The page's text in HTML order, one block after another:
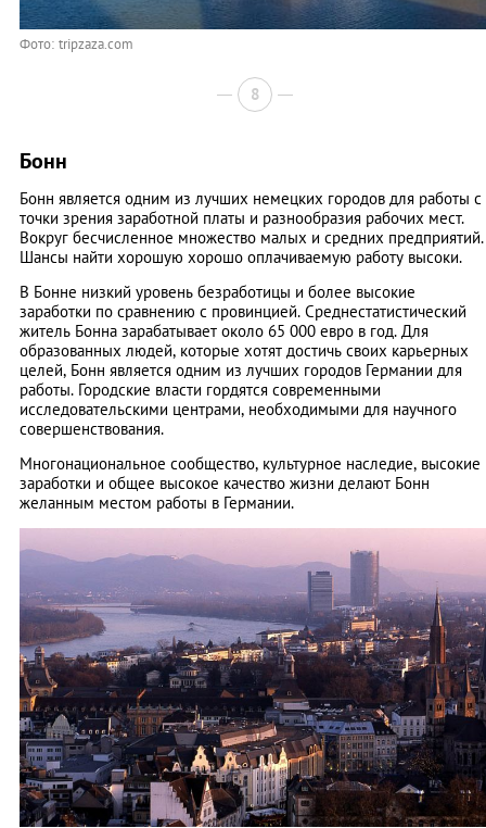
Фото: tripzaza.com
8
Бонн
Бонн является одним из лучших немецких городов для работы с
точки зрения заработной платы и разнообразия рабочих мест.
Вокруг бесчисленное множество малых и средних предприятий.
Шансы найти хорошую хорошо оплачиваемую работу высоки.
В Бонне низкий уровень безработицы и более высокие
заработки по сравнению с провинцией. Среднестатистический
житель Бонна зарабатывает около 65 000 евро в год. Для
образованных людей, которые хотят достичь своих карьерных
целей, Бонн является одним из лучших городов Германии для
работы. Городские власти гордятся современными
исследовательскими центрами, необходимыми для научного
совершенствования.
Многонациональное сообщество, культурное наследие, высокие
заработки и общее высокое качество жизни делают Бонн
желанным местом работы в Германии.